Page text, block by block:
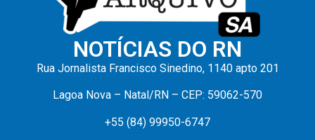
NOTÍCIAS DO RN
Rua Jornalista Francisco Sinedino, 1140 apto 201
Lagoa Nova – Natal/RN – CEP: 59062-570
+55 (84) 99950-6747